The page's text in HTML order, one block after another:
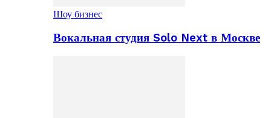
Шоу бизнес
Вокальная студия Solo Next в Москве